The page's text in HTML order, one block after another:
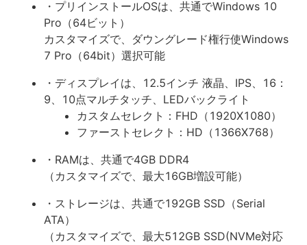
・プリインストールOSは、共通でWindows 10
Pro（64ビット）
カスタマイズで、ダウングレード権行使Windows
7 Pro（64bit）選択可能
・ディスプレイは、12.5インチ 液晶、IPS、16：
9、10点マルチタッチ、LEDバックライト
カスタムセレクト：FHD（1920X1080）
ファーストセレクト：HD（1366X768）
・RAMは、共通で4GB DDR4
（カスタマイズで、最大16GB増設可能）
・ストレージは、共通で192GB SSD（Serial
ATA）
（カスタマイズで、最大512GB SSD(NVMe対応